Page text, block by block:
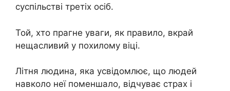
суспільстві третіх осіб.
Той, хто прагне уваги, як правило, вкрай
нещасливий у похилому віці.
Літня людина, яка усвідомлює, що людей
навколо неї поменшало, відчуває страх і